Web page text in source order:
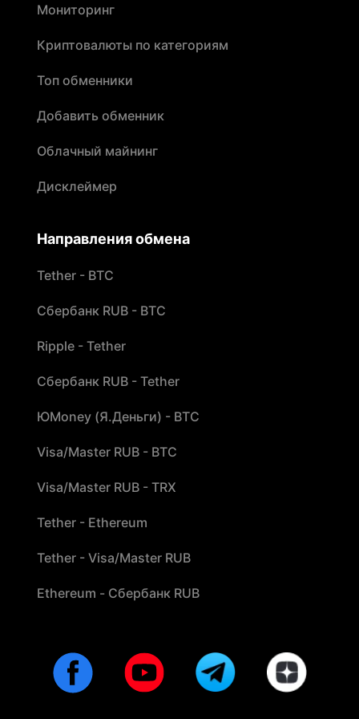
Мониторинг
Криптовалюты по категориям
Топ обменники
Добавить обменник
Облачный майнинг
Дисклеймер
Направления обмена
Tether - BTC
Сбербанк RUB - BTC
Ripple - Tether
Сбербанк RUB - Tether
ЮMoney (Я.Деньги) - BTC
Visa/Master RUB - BTC
Visa/Master RUB - TRX
Tether - Ethereum
Tether - Visa/Master RUB
Ethereum - Сбербанк RUB